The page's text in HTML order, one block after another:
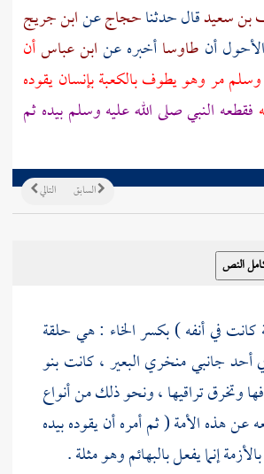
سعيدقال حدثناحجاجعنابن جريج
أن طاوساأخبره عنابن عباسأن
وسلم مر وهو يطوفبالكعبةبإنسان يقوده
فقطعه النبي صلى الله عليه وسلم بيده ثم
التالي السابق
كانت في أنفه ) بكسر الخاء : هي حلقة
جانبي منخري البعير ، كانتبنو
وتخرق تراقيها ، ونحو ذلك من أنواع
هذه الأمة ( ثم أمره أن يقوده بيده
إنما يفعل بالبهائم وهو مثلة .